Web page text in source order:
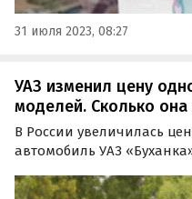
31 июля 2023, 08:27
УАЗ изменил цену
моделей. Сколько она
В России увеличилась
автомобиль УАЗ
автозавод повысил